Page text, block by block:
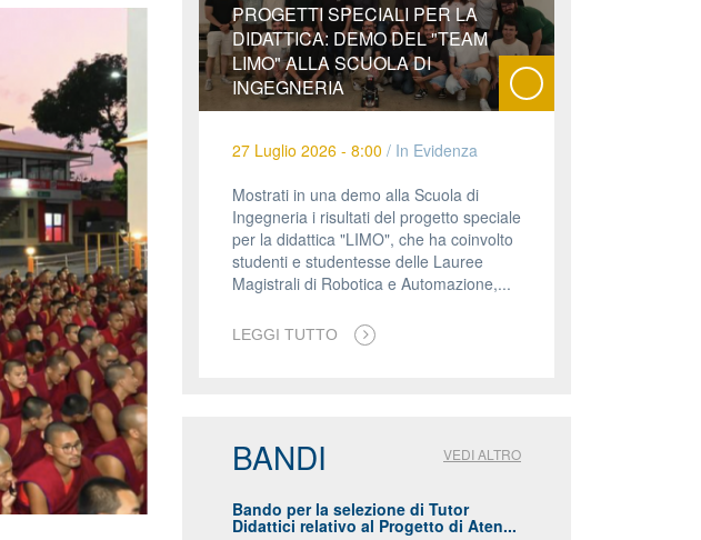
PROGETTI SPECIALI PER LA
DIDATTICA: DEMO DEL "TEAM
LIMO" ALLA SCUOLA DI
INGEGNERIA
27 Luglio 2026 - 8:00 / In Evidenza
Mostrati in una demo alla Scuola di
Ingegneria i risultati del progetto speciale
per la didattica "LIMO", che ha coinvolto
studenti e studentesse delle Lauree
Magistrali di Robotica e Automazione,...
LEGGI TUTTO
BANDI VEDI ALTRO
Bando per la selezione di Tutor
Didattici relativo al Progetto di Aten...